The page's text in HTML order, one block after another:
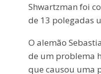
Shwartzman foi
de 13 polegadas
O alemão
de um problema
que causou uma